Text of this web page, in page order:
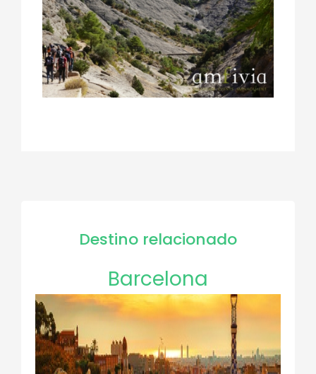
Destino relacionado
Barcelona